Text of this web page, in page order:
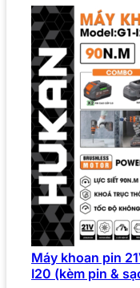
Máy khoan pin
I20 (kèm pin &